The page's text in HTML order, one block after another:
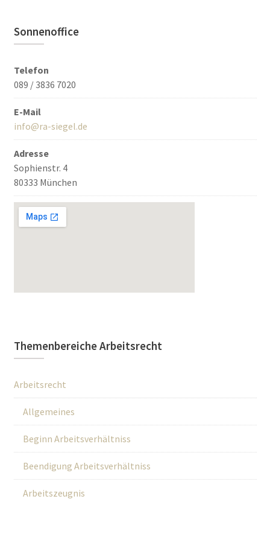
Sonnenoffice
Telefon
089 / 3836 7020
E-Mail
info@ra-siegel.de
Adresse
Sophienstr. 4
80333 München
Themenbereiche Arbeitsrecht
Arbeitsrecht
Allgemeines
Beginn Arbeitsverhältniss
Beendigung Arbeitsverhältniss
Arbeitszeugnis